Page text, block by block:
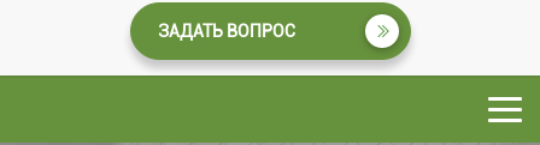
ЗАДАТЬ ВОПРОС